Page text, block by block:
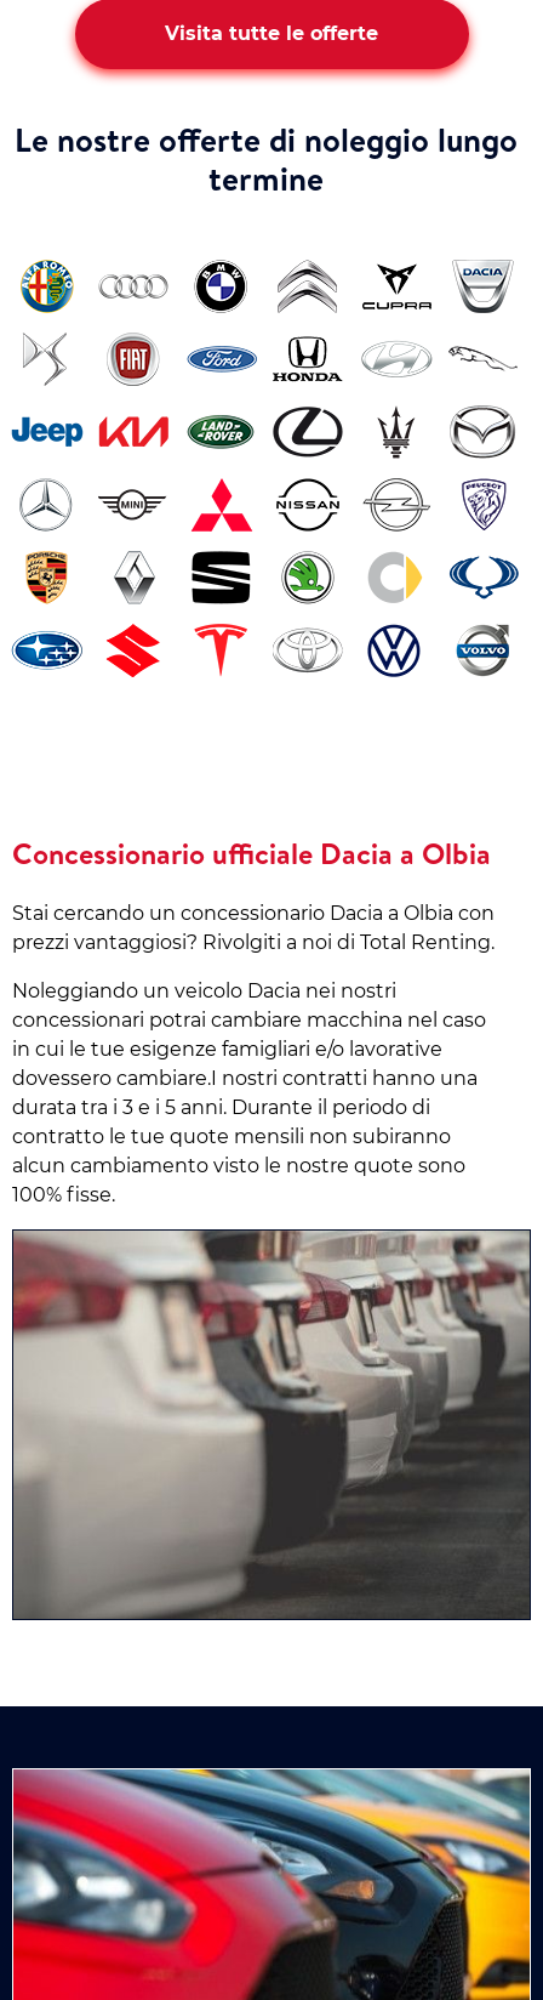
Visita tutte le offerte
Le nostre offerte di noleggio lungo
termine
Concessionario ufficiale Dacia a Olbia
Stai cercando un concessionario Dacia a Olbia con
prezzi vantaggiosi? Rivolgiti a noi di Total Renting.
Noleggiando un veicolo Dacia nei nostri
concessionari potrai cambiare macchina nel caso
in cui le tue esigenze famigliari e/o lavorative
dovessero cambiare.I nostri contratti hanno una
durata tra i 3 e i 5 anni. Durante il periodo di
contratto le tue quote mensili non subiranno
alcun cambiamento visto le nostre quote sono
100% fisse.